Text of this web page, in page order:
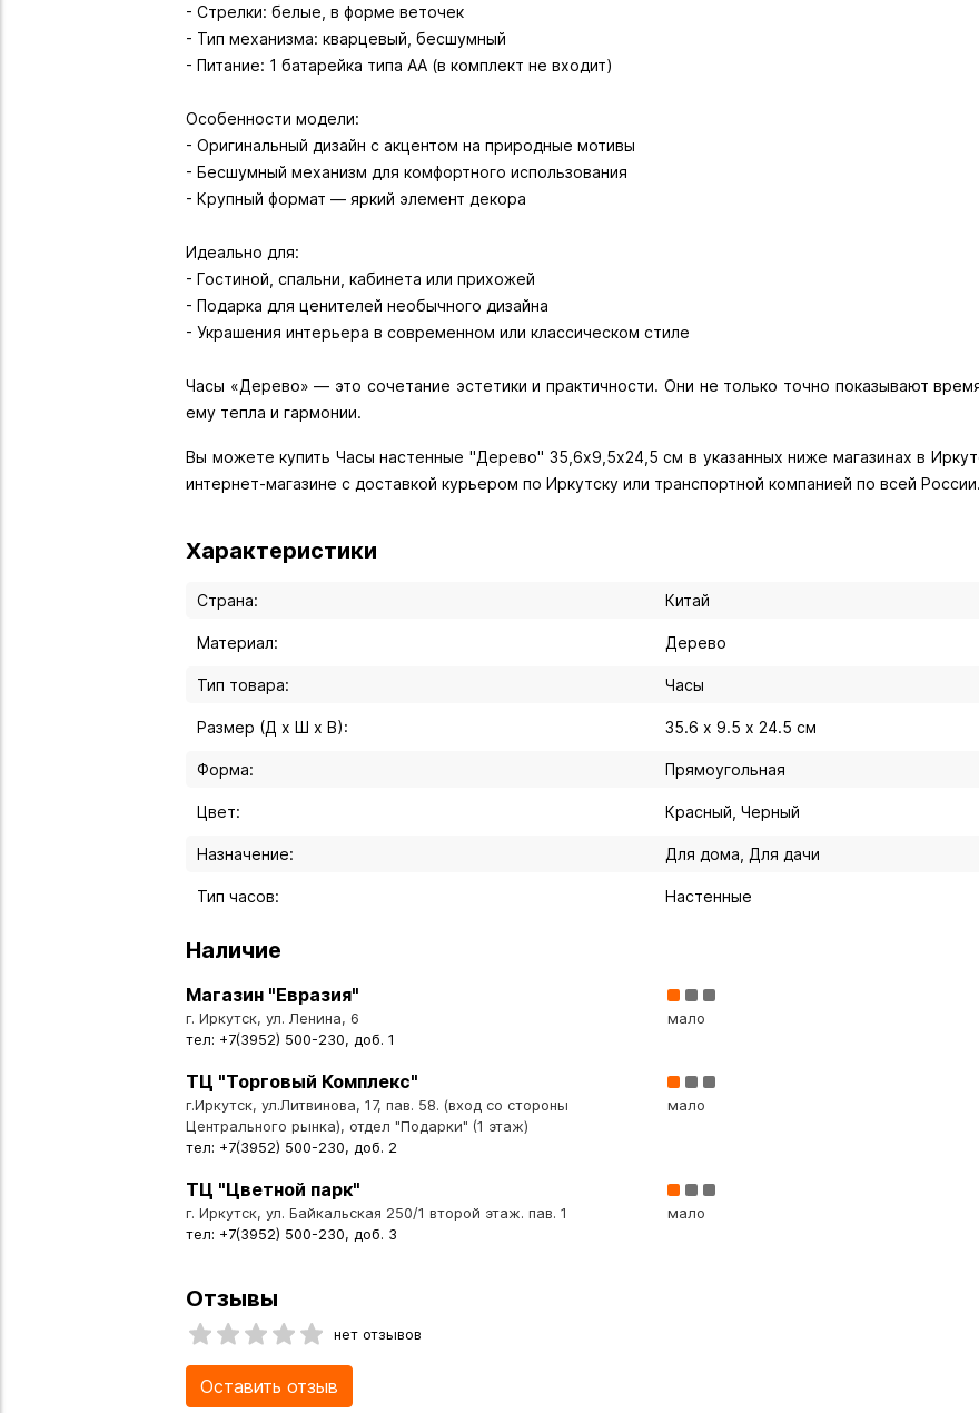
- Стрелки: белые, в форме веточек
- Тип механизма: кварцевый, бесшумный
- Питание: 1 батарейка типа АА (в комплект не входит)
Особенности модели:
- Оригинальный дизайн с акцентом на природные мотивы
- Бесшумный механизм для комфортного использования
- Крупный формат — яркий элемент декора
Идеально для:
- Гостиной, спальни, кабинета или прихожей
- Подарка для ценителей необычного дизайна
- Украшения интерьера в современном или классическом стиле
Часы «Дерево» — это сочетание эстетики и практичности. Они не только точно показывают
ему тепла и гармонии.
Вы можете купить Часы настенные "Дерево" 35,6х9,5х24,5 см в указанных ниже магазинах в
интернет-магазине с доставкой курьером по Иркутску или транспортной компанией по всей России.
Характеристики
Страна: Китай
Материал: Дерево
Тип товара: Часы
Размер (Д х Ш х В): 35.6 х 9.5 х 24.5 см
Форма: Прямоугольная
Цвет: Красный, Черный
Назначение: Для дома, Для дачи
Тип часов: Настенные
Наличие
Магазин "Евразия"
г. Иркутск, ул. Ленина, 6
тел: +7(3952) 500-230, доб. 1
мало
ТЦ "Торговый Комплекс"
г.Иркутск, ул.Литвинова, 17, пав. 58. (вход со стороны
Центрального рынка), отдел "Подарки" (1 этаж)
тел: +7(3952) 500-230, доб. 2
мало
ТЦ "Цветной парк"
г. Иркутск, ул. Байкальская 250/1 второй этаж. пав. 1
тел: +7(3952) 500-230, доб. 3
мало
Отзывы
нет отзывов
Оставить отзыв